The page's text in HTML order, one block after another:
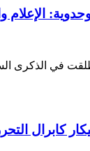
وحدوية:
يوليو 1952، منصة إعلامية
كابرال